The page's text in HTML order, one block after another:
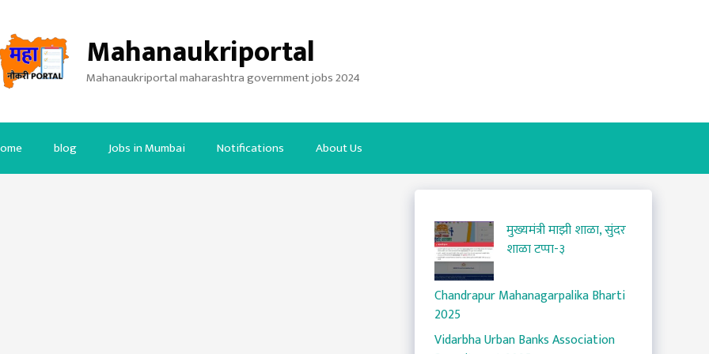
Mahanaukriportal
Mahanaukriportal maharashtra government jobs 2024
blog Jobs in Mumbai Notifications About Us
मुख्यमंत्री माझी शाळा, सुंदर
शाळा टप्पा-३
Chandrapur Mahanagarpalika Bharti
2025
Vidarbha Urban Banks Association